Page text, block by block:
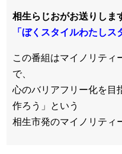
相生らじおがお送りしま
「ぼくスタイルわたしス
この番組はマイノリティ
で、
心のバリアフリー化を目
作ろう」という
相生市発のマイノリティ